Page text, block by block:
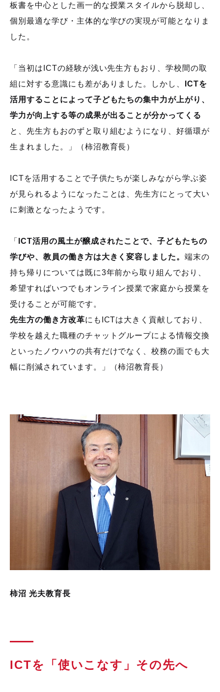
板書を中心とした画一的な授業スタイルから脱却し、
個別最適な学び・主体的な学びの実現が可能となりま
した。
「当初は ICTの経験が浅い先生方もおり、学校間の取
組に対する意識にも差がありました。しかし、
ICTを
活用することによって子どもたちの集中力が上がり、
学力が向上する等の成果が出ることが分かってくる
と、先生方もおのずと取り組むようになり、好循環が
生まれました。」（柿沼教育長）
ICTを活用することで子供たちが楽しみながら学ぶ姿
が見られるようになったことは、先生方にとって大い
に刺激となったようです。
「
ICT活用の風土が醸成されたことで、子どもたちの
学びや、教員の働き方は大きく変容しました。端末の
持ち帰りについては既に3年前から取り組んでおり、
希望すればいつでもオンライン授業で家庭から授業を
受けることが可能です。
先生方の働き方改革にも ICTは大きく貢献しており、
学校を越えた職種のチャットグループによる情報交換
といったノウハウの共有だけでなく、校務の面でも大
幅に削減されています。」（柿沼教育長）
柿沼 光夫教育長
ICTを「使いこなす」その先へ